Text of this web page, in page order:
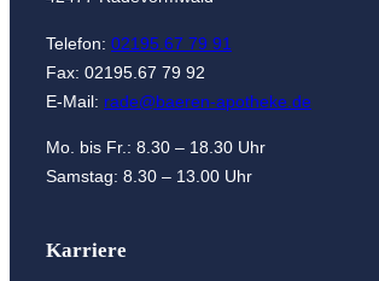
Telefon: 02195.67 79 91
Fax: 02195.67 79 92
E-Mail: rade@baeren-apotheke.de
Mo. bis Fr.: 8.30 – 18.30 Uhr
Samstag: 8.30 – 13.00 Uhr
Karriere